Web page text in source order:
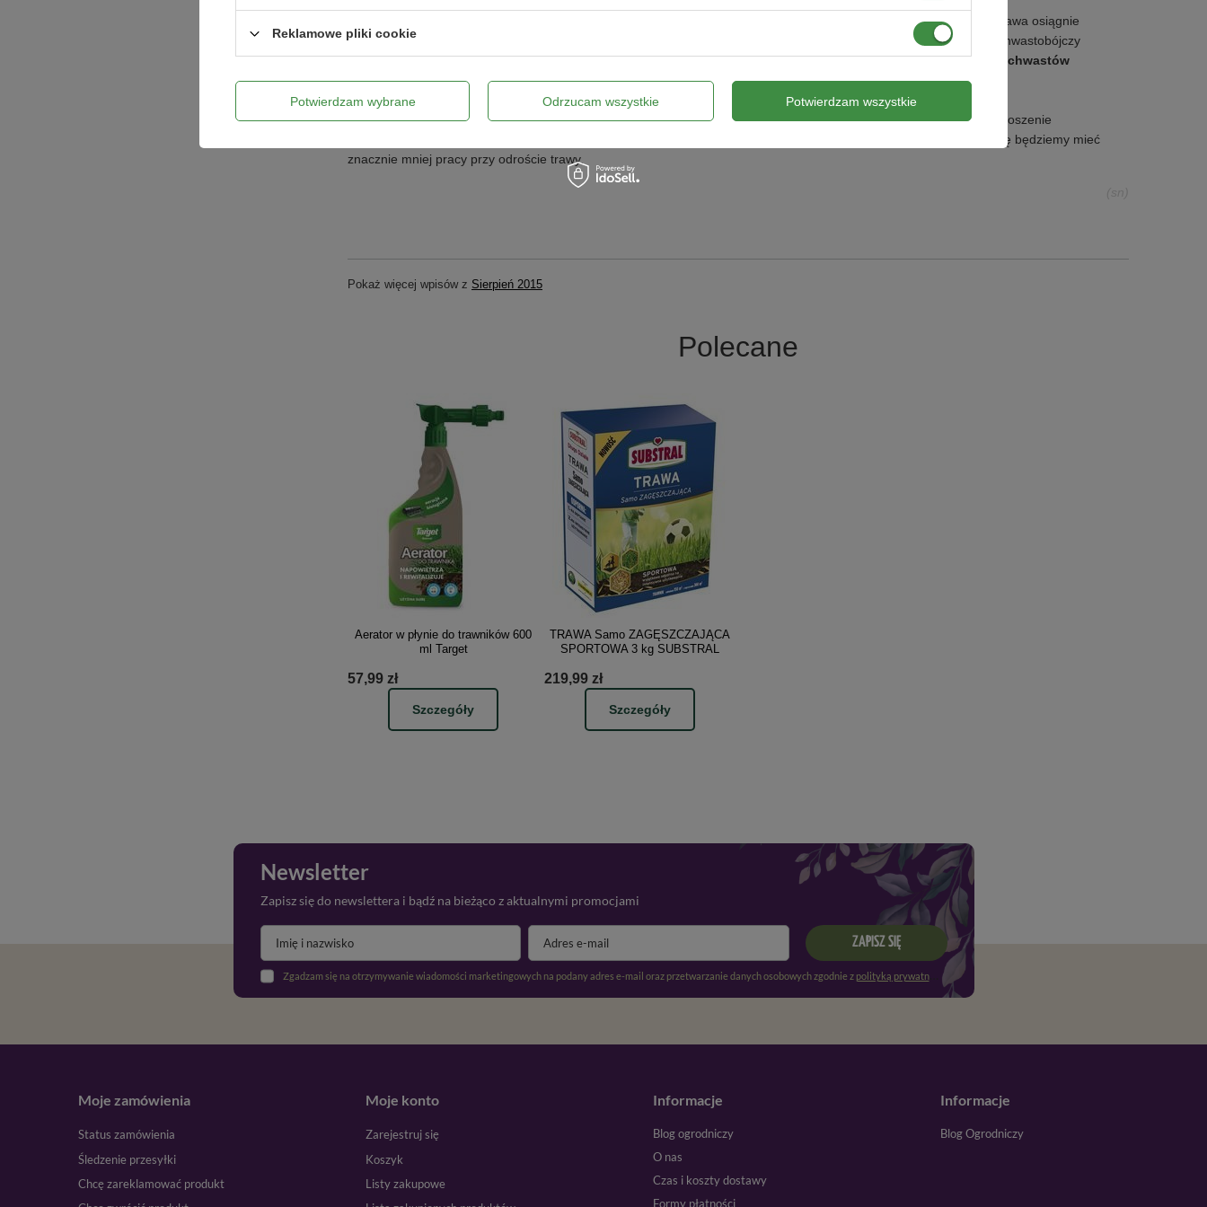
Pierwsze oznaki wegetacji trawy pojawią się po około 3 tygodniach. Pierwsze koszenie można przeprowadzić, gdy trawa osiągnie
wysokość około 10 cm. Trawę należy
Po drugim koszeniu należy rozpylić środek chwastobójczy
przeznaczony do młodych trawników. Po kolejnym miesiącu należy rozpylićśrodek chwastobójczy do zwalczania chwastów
dwuliściennych.
Pamiętajmy, aby wiosną kosić trawnik raz w tygodniu, latem dwa razy w miesiącu, jesienią raz w tygodniu. Ostatnie koszenie
przeprowadzamy na początku listopada. Pamiętajmy również, żeby przed zimą zgrabić cały trawnik, wtedy na wiosnę będziemy mieć
znacznie mniej pracy przy odroście trawy.
Pokaż więcej wpisów z Sierpień 2015
Polecane
Aerator w płynie do trawników 600
ml Target
57,99 zł
Szczegóły
TRAWA Samo ZAGĘSZCZAJĄCA
SPORTOWA 3 kg SUBSTRAL
219,99 zł
Szczegóły
Newsletter
Zapisz się do newslettera i bądź na bieżąco z aktualnymi promocjami
Zgadzam się na otrzymywanie wiadomości marketingowych na podany adres e-mail oraz przetwarzanie danych osobowych zgodnie z polityką prywatności . Więcej informacji znajdziesz w
ZAPISZ SIĘ
Moje zamówienia
Status zamówienia
Śledzenie przesyłki
Chcę zareklamować produkt
Moje konto
Zarejestruj się
Koszyk
Listy zakupowe
Informacje
Blog ogrodniczy
O nas
Czas i koszty dostawy
Formy płatności
Informacje
Blog Ogrodniczy
Reklamowe pliki cookie
Potwierdzam wybrane Odrzucam wszystkie Potwierdzam wszystkie